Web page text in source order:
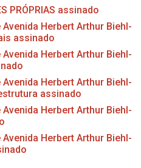
PRÓPRIAS assinado
Avenida Herbert Arthur Biehl-
assinado
Avenida Herbert Arthur Biehl-
Avenida Herbert Arthur Biehl-
assinado
Avenida Herbert Arthur Biehl-
Avenida Herbert Arthur Biehl-